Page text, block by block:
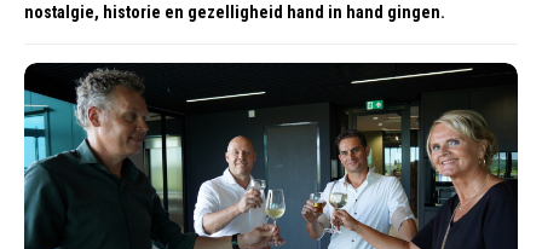
nostalgie, historie en gezelligheid hand in hand gingen.